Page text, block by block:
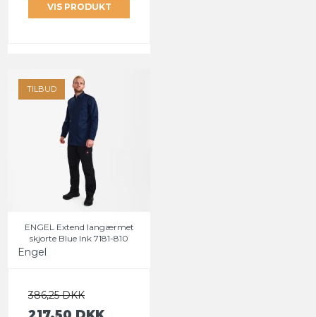
VIS PRODUKT
TILBUD
ENGEL Extend langærmet
skjorte Blue Ink 7181-810
Engel
386,25 DKK